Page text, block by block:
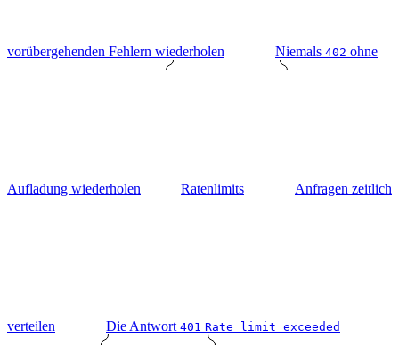
vorübergehenden Fehlern wiederholen Niemals 402 ohne
Aufladung wiederholen Ratenlimits Anfragen zeitlich
verteilen Die Antwort 401 Rate limit exceeded